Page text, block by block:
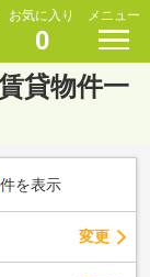
お気に入り
0
メニュー
貸物件一
件を表示
変更